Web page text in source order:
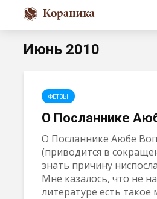
Июнь 2010
ФЕТВЫ
О Посланнике
О Посланнике Аюбе
(приводится в
знать причину
Мне казалось, что не
литературе есть такое